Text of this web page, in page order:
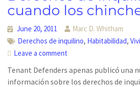
cuando los
June 20, 2011
Marc D. Whitham
Derechos de inquilino, Habitabilidad,
Leave a comment
Tenant Defenders apenas publicó una
información sobre los derechos de